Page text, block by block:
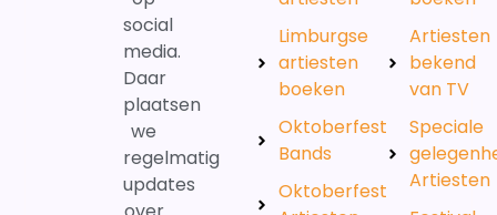
social
media.
Daar
plaatsen
we
regelmatig
updates
Limburgse
artiesten
boeken
Oktoberfest
Bands
Oktoberfest
Artiesten
bekend
van TV
Speciale
Artiesten